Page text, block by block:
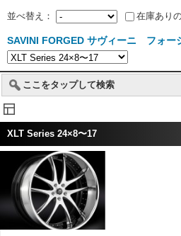
並べ替え： 在庫あり
SAVINI FORGED サヴィーニ フォー
ここをタップして検索
XLT Series 24×8〜17